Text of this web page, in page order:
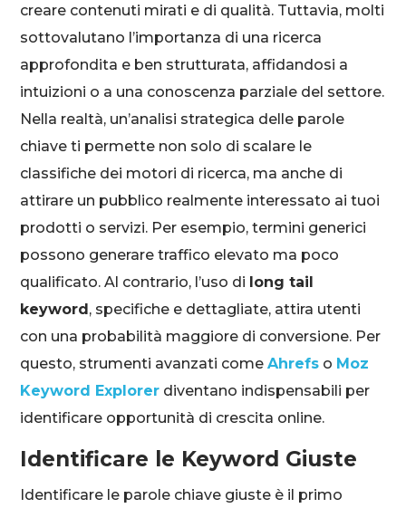
creare contenuti mirati e di qualità. Tuttavia, molti
sottovalutano l’importanza di una ricerca
approfondita e ben strutturata, affidandosi a
intuizioni o a una conoscenza parziale del settore.
Nella realtà, un’analisi strategica delle parole
chiave ti permette non solo di scalare le
classifiche dei motori di ricerca, ma anche di
attirare un pubblico realmente interessato ai tuoi
prodotti o servizi. Per esempio, termini generici
possono generare traffico elevato ma poco
qualificato. Al contrario, l’uso di long tail
keyword, specifiche e dettagliate, attira utenti
con una probabilità maggiore di conversione. Per
questo, strumenti avanzati comeAhrefs o Moz
Keyword Explorer diventano indispensabili per
identificare opportunità di crescita online.
Identificare le Keyword Giuste
Identificare le parole chiave giuste è il primo